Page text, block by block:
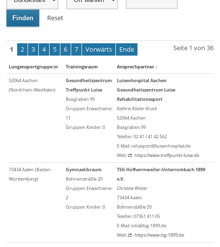
Finden Reset
Seite 1 von 36
1 2 3 4 5 6 7 Vorwärts Ende
Lungensportgruppe in Trainingsraum Ansprechpartner ↓
52064 Aachen
(Nordrhein-Westfalen)
Gesundheitszentrum
Treffpunkt Luise
Boxgraben 99
Gruppen Erwachsene:
11
Gruppen Kinder: 0
Luisenhospital Aachen
Gesundheitszentrum Luise
Rehabilitationssport
Kathrin Köster-Kruck
52064 Aachen
Boxgraben 99
Telefon: 02 41 / 41 42 562
E-Mail: rehasport@luisenhospital.de
Web:
https://www.treffpunkt-luise.de
73434 Aalen (Baden-
Württemberg)
Gymnastikraum
Bohnensträßle 20
Gruppen Erwachsene:
2
Gruppen Kinder: 0
TSG Hofherrnweiler-Unterrombach 1899
e.V.
Christine Winter
73434 Aalen
Bohnenstäßle 20
Telefon: 07361 411 05
E-Mail: info@tsg-1899.de
Web:
https://www.tsg-1899.de